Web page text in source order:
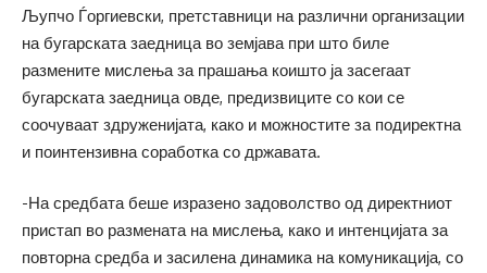
Љупчо Ѓоргиевски, претставници на различни организации
на бугарската заедница во земјава при што биле
размените мислења за прашања коишто ја засегаат
бугарската заедница овде, предизвиците со кои се
соочуваат здруженијата, како и можностите за подиректна
и поинтензивна соработка со државата.
-На средбата беше изразено задоволство од директниот
пристап во размената на мислења, како и интенцијата за
повторна средба и засилена динамика на комуникација, со